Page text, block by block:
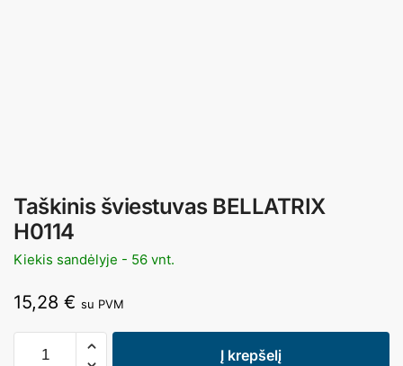
Taškinis šviestuvas BELLATRIX
H0114
Kiekis sandėlyje - 56 vnt.
15,28 € su PVM
Į krepšelį